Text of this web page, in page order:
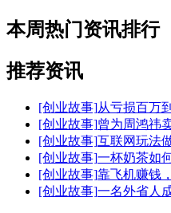
本周热门资讯排行
推荐资讯
[创业故事]从亏损百万
[创业故事]曾为周鸿祎
[创业故事]互联网玩法
[创业故事]一杯奶茶如
[创业故事]靠飞机赚钱
[创业故事]一名外省人